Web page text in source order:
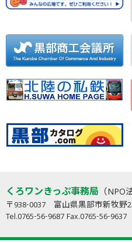
くろワンきっぷ事務局 （
〒938-0037 富山県黒部市新牧野
Tel.0765-56-9687 Fax.0765-56-9637